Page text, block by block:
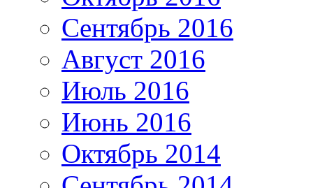
Сентябрь 2016
Август 2016
Июль 2016
Июнь 2016
Октябрь 2014